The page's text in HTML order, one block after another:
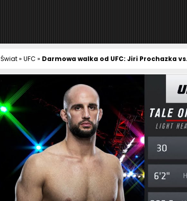
Świat» UFC » Darmowa walka od UFC: Jiri Prochazka